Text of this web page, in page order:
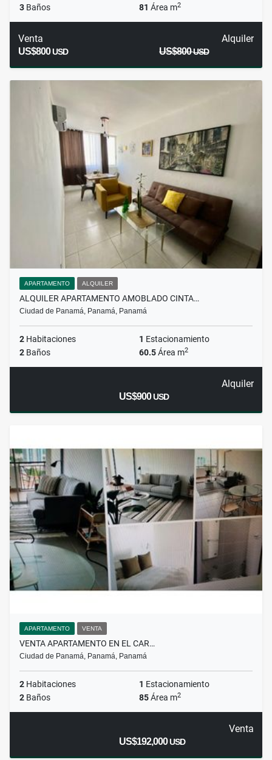
3 Baños 81 Área m2
Venta
US$800USD
Alquiler
US$800USD
APARTAMENTO ALQUILER
ALQUILER APARTAMENTO AMOBLADO CINTA…
Ciudad de Panamá, Panamá, Panamá
2 Habitaciones 1 Estacionamiento
2 Baños 60.5Área m2
Alquiler
US$900USD
APARTAMENTO VENTA
VENTA APARTAMENTO EN EL CAR…
Ciudad de Panamá, Panamá, Panamá
2 Habitaciones 1 Estacionamiento
2 Baños 85Área m2
Venta
US$192,000USD